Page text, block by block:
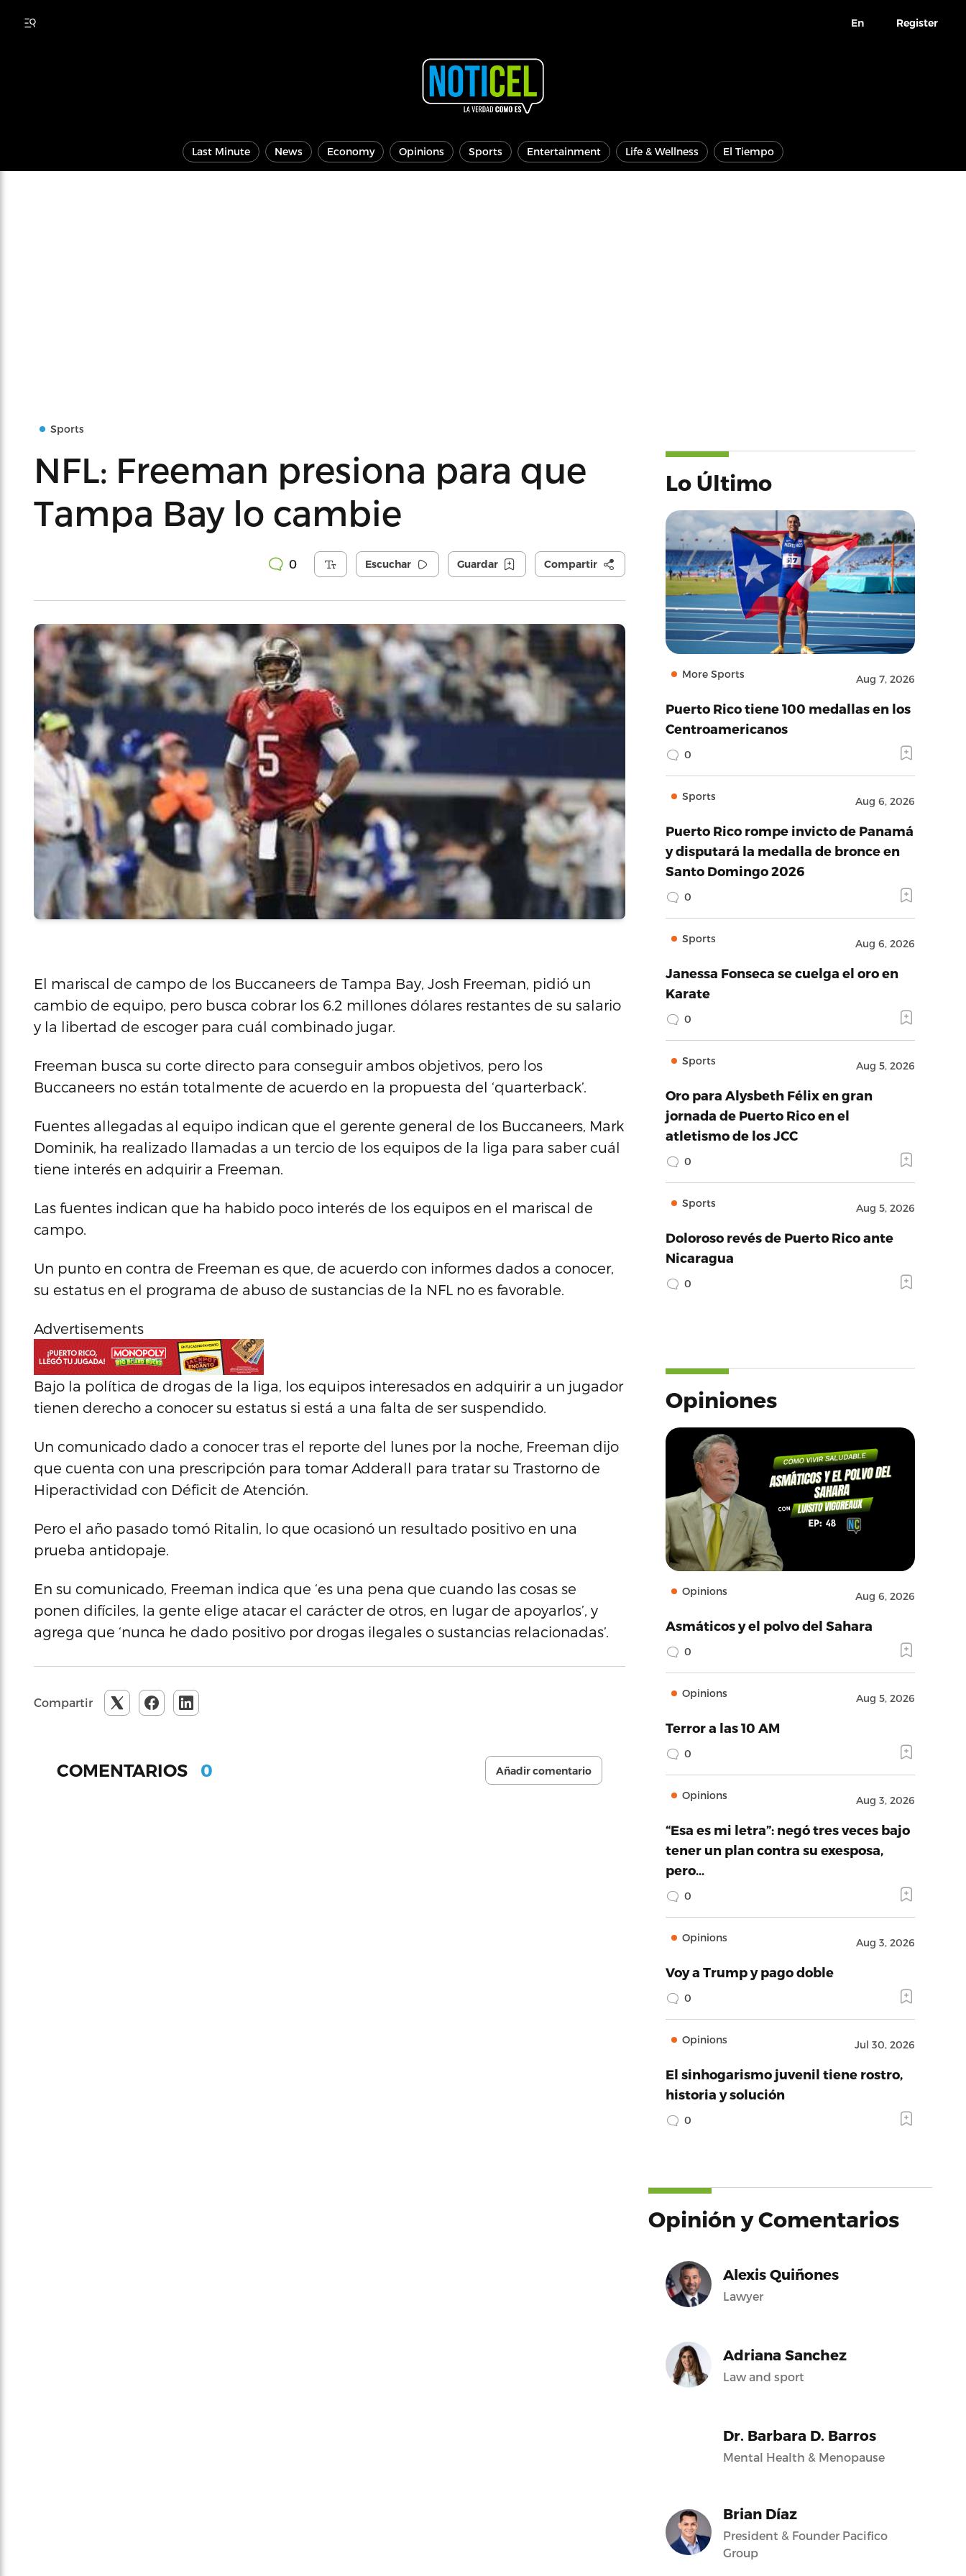
En Register
Last Minute News Economy Opinions Sports Entertainment Life & Wellness El Tiempo
Sports
NFL: Freeman presiona para que
Tampa Bay lo cambie
0 Escuchar Guardar Compartir
El mariscal de campo de los Buccaneers de Tampa Bay, Josh Freeman, pidió un
cambio de equipo, pero busca cobrar los 6.2 millones dólares restantes de su salario
y la libertad de escoger para cuál combinado jugar.
Freeman busca su corte directo para conseguir ambos objetivos, pero los
Buccaneers no están totalmente de acuerdo en la propuesta del ‘quarterback’.
Fuentes allegadas al equipo indican que el gerente general de los Buccaneers, Mark
Dominik, ha realizado llamadas a un tercio de los equipos de la liga para saber cuál
tiene interés en adquirir a Freeman.
Las fuentes indican que ha habido poco interés de los equipos en el mariscal de
campo.
Un punto en contra de Freeman es que, de acuerdo con informes dados a conocer,
su estatus en el programa de abuso de sustancias de la NFL no es favorable.
Advertisements
Bajo la política de drogas de la liga, los equipos interesados en adquirir a un jugador
tienen derecho a conocer su estatus si está a una falta de ser suspendido.
Un comunicado dado a conocer tras el reporte del lunes por la noche, Freeman dijo
que cuenta con una prescripción para tomar Adderall para tratar su Trastorno de
Hiperactividad con Déficit de Atención.
Pero el año pasado tomó Ritalin, lo que ocasionó un resultado positivo en una
prueba antidopaje.
En su comunicado, Freeman indica que ‘es una pena que cuando las cosas se
ponen difíciles, la gente elige atacar el carácter de otros, en lugar de apoyarlos’, y
agrega que ‘nunca he dado positivo por drogas ilegales o sustancias relacionadas’.
Compartir
COMENTARIOS 0 Añadir comentario
Lo Último
More Sports Aug 7, 2026
Puerto Rico tiene 100 medallas en los
Centroamericanos
0
Sports Aug 6, 2026
Puerto Rico rompe invicto de Panamá
y disputará la medalla de bronce en
Santo Domingo 2026
0
Sports Aug 6, 2026
Janessa Fonseca se cuelga el oro en
Karate
0
Sports Aug 5, 2026
Oro para Alysbeth Félix en gran
jornada de Puerto Rico en el
atletismo de los JCC
0
Sports Aug 5, 2026
Doloroso revés de Puerto Rico ante
Nicaragua
0
Opiniones
Opinions Aug 6, 2026
Asmáticos y el polvo del Sahara
0
Opinions Aug 5, 2026
Terror a las 10 AM
0
Opinions Aug 3, 2026
“Esa es mi letra”: negó tres veces bajo
tener un plan contra su exesposa,
pero…
0
Opinions Aug 3, 2026
Voy a Trump y pago doble
0
Opinions Jul 30, 2026
El sinhogarismo juvenil tiene rostro,
historia y solución
0
Opinión y Comentarios
Alexis Quiñones
Lawyer
Adriana Sanchez
Law and sport
Dr. Barbara D. Barros
Mental Health & Menopause
Brian Díaz
President & Founder Pacifico
Group